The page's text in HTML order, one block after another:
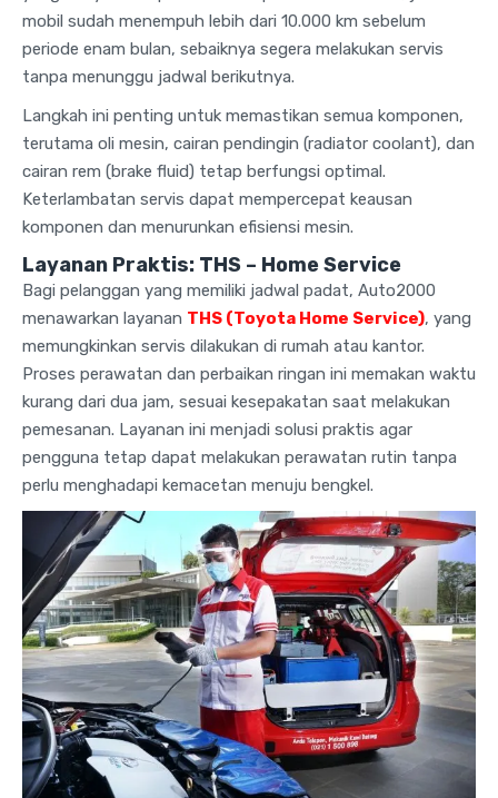
mobil sudah menempuh lebih dari 10.000 km sebelum
periode enam bulan, sebaiknya segera melakukan servis
tanpa menunggu jadwal berikutnya.
Langkah ini penting untuk memastikan semua komponen,
terutama oli mesin, cairan pendingin (radiator coolant), dan
cairan rem (brake fluid) tetap berfungsi optimal.
Keterlambatan servis dapat mempercepat keausan
komponen dan menurunkan efisiensi mesin.
Layanan Praktis: THS – Home Service
Bagi pelanggan yang memiliki jadwal padat, Auto2000
menawarkan layanan THS (Toyota Home Service), yang
memungkinkan servis dilakukan di rumah atau kantor.
Proses perawatan dan perbaikan ringan ini memakan waktu
kurang dari dua jam, sesuai kesepakatan saat melakukan
pemesanan. Layanan ini menjadi solusi praktis agar
pengguna tetap dapat melakukan perawatan rutin tanpa
perlu menghadapi kemacetan menuju bengkel.